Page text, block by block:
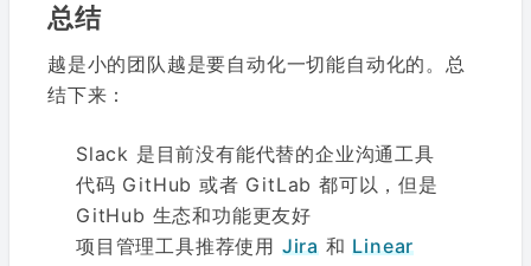
总结
越是小的团队越是要自动化一切能自动化的。总
结下来：
Slack 是目前没有能代替的企业沟通工具
代码 GitHub 或者 GitLab 都可以，但是
GitHub 生态和功能更友好
项目管理工具推荐使用 Jira 和Linear